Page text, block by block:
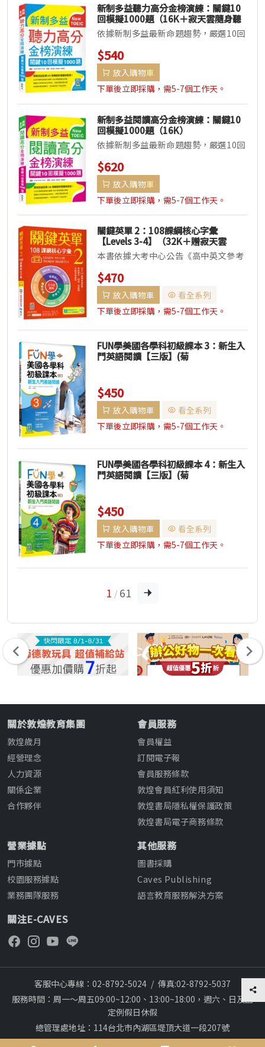
新制多益聽力高分金榜演練：關鍵10
回模擬1000題（16K＋寂天雲隨身聽
APP）
依據新制多益最新命題趨勢，嚴選10回
關鍵超擬真滿分聽力試題集結多重高分
必考要點，搭配完整試題、聽力逐...
$540
放入購物車
下單後立即採購，需5-7個工作天。
新制多益閱讀高分金榜演練：關鍵10
回模擬1000題（16K）
依據新制多益最新命題趨勢，嚴選10回
關鍵超擬真滿分閱讀試題，集結多重高
分必考要點，搭配完整試題中譯、...
$620
放入購物車
下單後立即採購，需5-7個工作天。
關鍵英單 2：108課綱核心字彙
【Levels 3-4】（32K＋贈寂天雲
Mebook單字學習APP）
本書依據大考中心公告《高中英文參考
詞彙表》分為三冊，每冊單字按主題編
排，內容包含各領域例句，符合10...
$470
放入購物車
看全系列
下單後立即採購，需5-7個工作天。
FUN學美國各學科初級課本 3：新生入
門英語閱讀【三版】(菊
$450
放入購物車
看全系列
下單後立即採購，需5-7個工作天。
FUN學美國各學科初級課本 4：新生入
門英語閱讀【三版】(菊
$450
放入購物車
看全系列
下單後立即採購，需5-7個工作天。
1 / 61
關於敦煌教育集團
敦煌歲月
經營理念
人力資源
關係企業
合作夥伴
會員服務
會員權益
訂閱電子報
會員服務條款
敦煌會員紅利使用須知
敦煌書局隱私權保護政策
敦煌書局電子商務條款
營業據點
門市據點
校園服務據點
業務團隊服務
其他服務
圖書採購
Caves Publishing
語言教育服務解決方案
關注E-CAVES
客服中心專線：02-8792-5024 / 傳真:02-8792-5037
服務時間：周一～周五09:00~12:00、13:00~18:00，週六、日及國
定例假日休假
總管理處地址：114台北市內湖區堤頂大道一段207號
本網站建議採用chrome瀏覽器,瀏覽更順暢